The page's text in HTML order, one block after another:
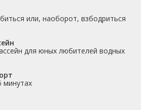
или, наоборот, взбодриться
для юных любителей водных
минутах